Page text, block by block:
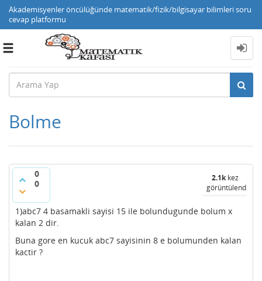
Akademisyenler öncülüğünde matematik/fizik/bilgisayar bilimleri soru
cevap platformu
Toggle
Bolme
0
0
2.1kkez
görüntülendi
1)abc7 4 basamakli sayisi 15 ile bolundugunde bolum x
kalan 2 dir.
Buna gore en kucuk abc7 sayisinin 8 e bolumunden kalan
kactir ?